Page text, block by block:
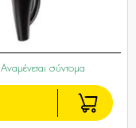
Αναμένεται σύντομα